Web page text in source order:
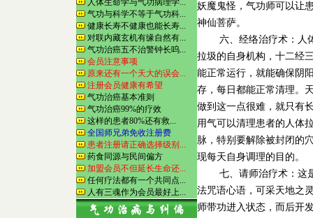
人体生命学与气功病理学...
气功与科学不等于气功科...
健康长寿不健康也能长寿...
对联内藏玄机有缘自然有...
气功治癌五不治警钟长呜...
会员注意事项
原来还有一个天大的误会...
注册会员健康有希望
气功治癌基本准则
气功治癌99%的疗效
这样的患者80%还有救...
全国师兄弟免收注册费
患者注册请正确选择级别...
药食同源与民间偏方
加盟会员不但延长生命还...
任何疗法都有一个共同点...
人有三魂作为会员最好上...
妖魔鬼怪，气功师可以让
神仙菩萨。
六、经络治疗术：人体
拉圾的自身机构，十二经
能正常运行，就能确保阴
存，每日都能正常清理。
做到这一点很难，就只有
用气可以清理患者的人体
脉，特别要解除被封闭的
现每天自身调理的目的。
七、请师治疗术：这是
法咒语心语，可采天地之
师带功进入状态，而后开